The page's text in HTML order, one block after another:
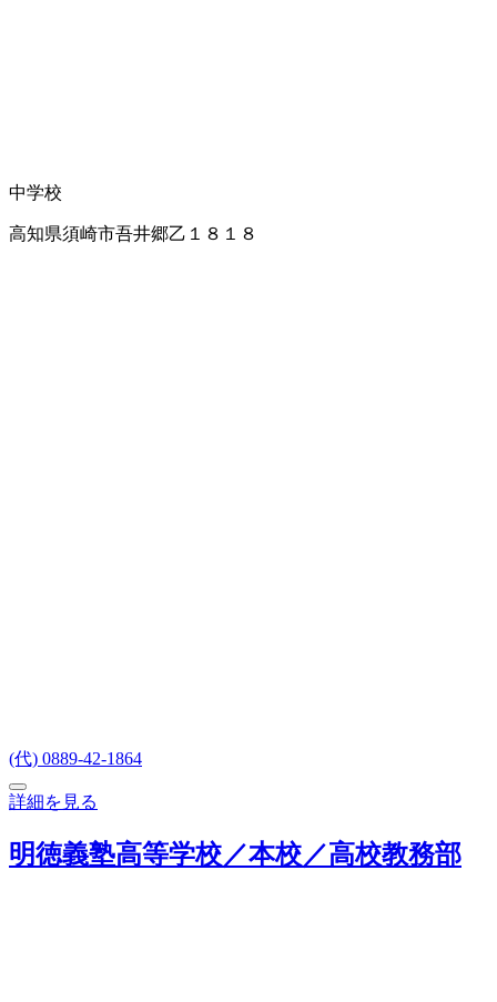
中学校
高知県須崎市吾井郷乙１８１８
(代) 0889-42-1864
詳細を見る
明徳義塾高等学校／本校／高校教務部